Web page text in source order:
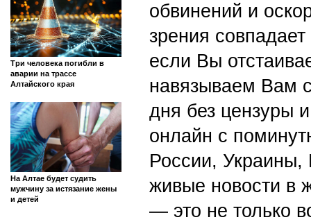
Три человека погибли в
аварии на трассе
Алтайского края
На Алтае будет судить
мужчину за истязание жены
и детей
обвинений и
зрения
если Вы
навязываем Вам
дня без цензуры
онлайн с
России,
живые новости в
— это не только